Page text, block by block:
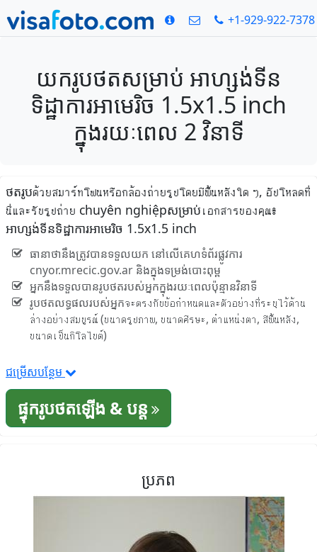
+1-929-922-7378
យករូបថតសម្រាប់ អាហ្សង់ទីន
ទិដ្ឋាការអាមេរិច 1.5x1.5 inch
ក្នុងរយៈពេល 2 វិនាទី
ថតរូបด้วยสมาร์ทโฟนหรือกล้องถ่ายรูปโดยมีพื้นหลังใด ๆ, อัปโหลดที่
นี่และรับรูปถ่าย chuyên nghiệpសម្រាប់เอกสารของคุณ៖
អាហ្សង់ទីនទិដ្ឋាការអាមេរិច 1.5x1.5 inch
ធានាថានឹងត្រូវបានទទួលយក នៅលើគេហទំព័រផ្លូវការ
cnyor.mrecic.gov.ar និងក្នុងទម្រង់បោះពុម្ព
អ្នកនឹងទទួលបានរូបថតរបស់អ្នកក្នុងរយៈពេលប៉ុន្មានវិនាទី
រូបថតលទ្ធផលរបស់អ្នកจะตรงกับข้อกำหนดและตัวอย่างที่ระบุไว้ด้าน
ล่างอย่างสมบูรณ์ (ขนาดรูปภาพ, ขนาดศีรษะ, ตำแหน่งตา, สีพื้นหลัง,
ขนาดเป็นกิโลไบต์)
ជម្រើសបន្ថែម
ផ្ទុករូបថតឡើង & បន្ត
ប្រភព